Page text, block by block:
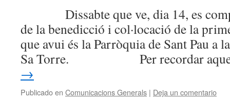
Dissabte que ve, dia 14, es
de la benedicció i col·locació de la
que avui és la Parròquia de Sant Pau a
Sa Torre. Per recordar
→
Publicado en Comunicacions Generals | Deja un comentario